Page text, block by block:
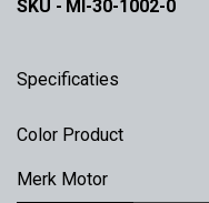
SKU - MI-30-1002-0
Specificaties
Color Product
Merk Motor